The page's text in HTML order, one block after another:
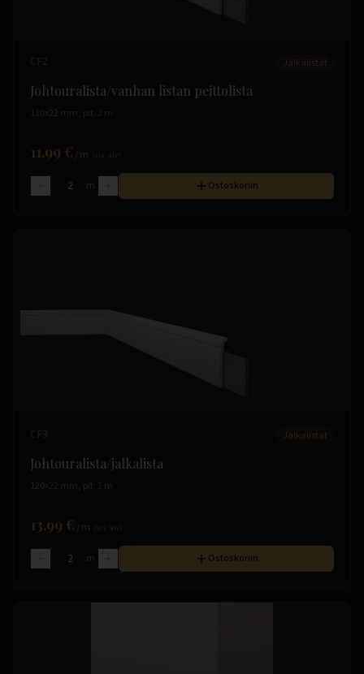
CF2 Jalkalistat
Johtouralista/vanhan listan peittolista
110x22 mm, pit. 2 m
11.99 € /m
m Ostoskoriin
CF3 Jalkalistat
Johtouralista/jalkalista
120x22 mm, pit. 2 m
13.99 € /m
m Ostoskoriin